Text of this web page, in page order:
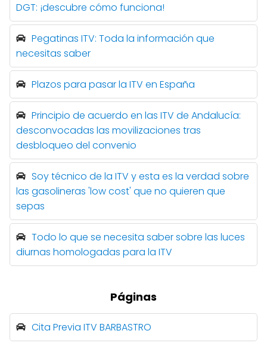
DGT: ¡descubre cómo funciona!
Pegatinas ITV: Toda la información que
necesitas saber
Plazos para pasar la ITV en España
Principio de acuerdo en las ITV de Andalucía:
desconvocadas las movilizaciones tras
desbloqueo del convenio
Soy técnico de la ITV y esta es la verdad sobre
las gasolineras 'low cost' que no quieren que
sepas
Todo lo que se necesita saber sobre las luces
diurnas homologadas para la ITV
Páginas
Cita Previa ITV BARBASTRO